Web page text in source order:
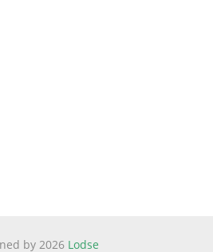
by 2026 Lodse